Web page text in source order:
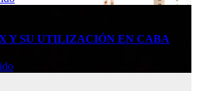
Y SU UTILIZACIÓN EN CABA